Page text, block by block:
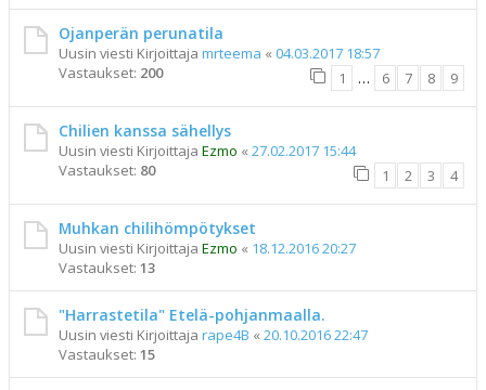
Ojanperän perunatila
Uusin viesti Kirjoittaja mrteema « 04.03.2017 18:57
Vastaukset: 200 1 … 6 7 8 9
Chilien kanssa sähellys
Uusin viesti Kirjoittaja Ezmo « 27.02.2017 15:44
Vastaukset: 80 1 2 3 4
Muhkan chilihömpötykset
Uusin viesti Kirjoittaja Ezmo « 18.12.2016 20:27
Vastaukset: 13
"Harrastetila" Etelä-pohjanmaalla.
Uusin viesti Kirjoittaja rape4B « 20.10.2016 22:47
Vastaukset: 15